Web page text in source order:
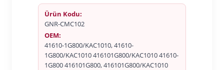
Ürün Kodu:
GNR-CMC102
OEM:
41610-1G800/KAC1010, 41610-
1G800/KAC1010 416101G800/KAC1010 41610-
1G800 416101G800, 416101G800/KAC1010